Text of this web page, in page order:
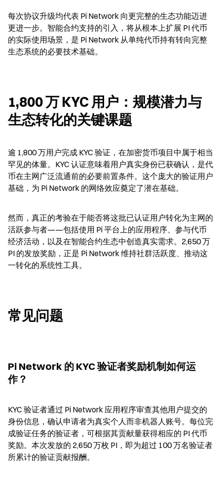
每次协议升级均代表 Pi Network 向更完整的生态功能迈进
更进一步。智能合约支持的引入，将从根本上扩展 PI 代币
的实际使用场景，是 Pi Network 从单纯代币持有转向完整
生态系统的必要技术基础。
1,800 万 KYC 用户：规模潜力与
生态转化的关键课题
逾 1,800 万用户完成 KYC 验证，在加密货币项目中属于相当
罕见的体量。KYC 认证意味着用户真实身份已获确认，是代
币在主网广泛流通前的必要前置条件。这个庞大的验证用户
基础，为 Pi Network 的网络效应奠定了潜在基础。
然而，真正的考验在于能否将这批已认证用户转化为主网的
活跃参与者——包括使用 Pi 平台上的应用程序、参与代币
经济活动，以及在智能合约生态中创造真实需求。2,650 万
PI 的发放奖励，正是 Pi Network 维持社群活跃度、推动这
一转化的系统性工具。
常见问题
Pi Network 的 KYC 验证者奖励机制如何运
作？
KYC 验证者通过 Pi Network 应用程序审查其他用户提交的
身份信息，确认申请者为真实个人而非机器人账号。每位完
成验证任务的验证者，可根据其贡献量获得相应的 PI 代币
奖励。本次发放的 2,650 万枚 PI，即为超过 100 万名验证者
所累计的验证贡献报酬。